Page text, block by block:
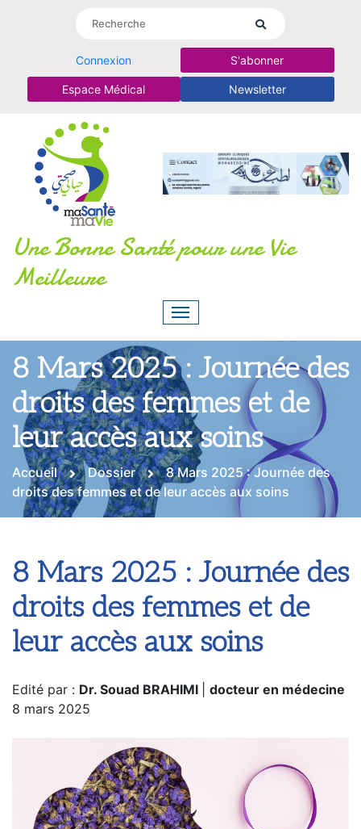
Connexion S'abonner
Espace Médical Newsletter
Une Bonne Santé pour une Vie
Meilleure
8 Mars 2025 : Journée des
droits des femmes et de
leur accès aux soins
Accueil Dossier
8 Mars 2025 : Journée des
droits des femmes et de leur accès aux soins
8 Mars 2025 : Journée des
droits des femmes et de
leur accès aux soins
Edité par : Dr. Souad BRAHIMI
docteur en médecine
8 mars 2025